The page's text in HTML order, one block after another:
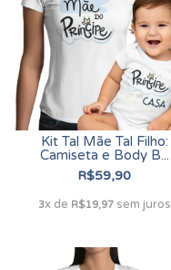
Kit Tal Mãe Tal Filho:
Camiseta e Body B...
R$59,90
3x de R$19,97sem juros